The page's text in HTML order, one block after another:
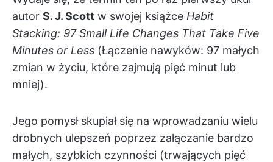
autor S. J. Scott w swojej książce Habit
Stacking: 97 Small Life Changes That Take Five
Minutes or Less (Łączenie nawyków: 97 małych
zmian w życiu, które zajmują pięć minut lub
mniej).
Jego pomysł skupiał się na wprowadzaniu wielu
drobnych ulepszeń poprzez załączanie bardzo
małych, szybkich czynności (trwających pięć